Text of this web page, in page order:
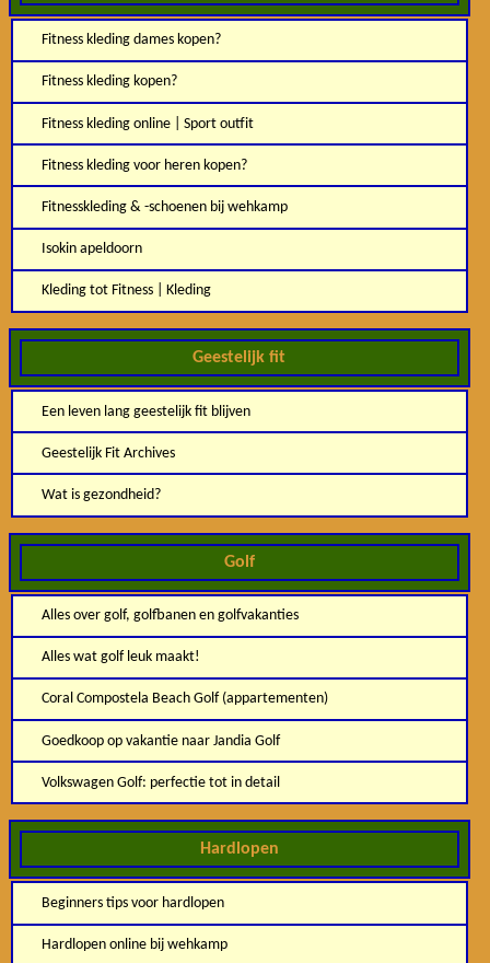
Fitness kleding dames kopen?
Fitness kleding kopen?
Fitness kleding online | Sport outfit
Fitness kleding voor heren kopen?
Fitnesskleding & -schoenen bij wehkamp
Isokin apeldoorn
Kleding tot Fitness | Kleding
Geestelijk fit
Een leven lang geestelijk fit blijven
Geestelijk Fit Archives
Wat is gezondheid?
Golf
Alles over golf, golfbanen en golfvakanties
Alles wat golf leuk maakt!
Coral Compostela Beach Golf (appartementen)
Goedkoop op vakantie naar Jandia Golf
Volkswagen Golf: perfectie tot in detail
Hardlopen
Beginners tips voor hardlopen
Hardlopen online bij wehkamp